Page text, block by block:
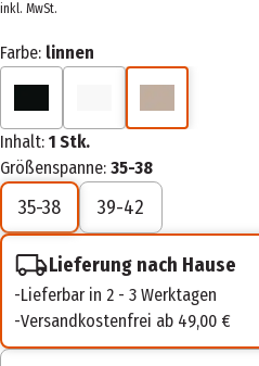
inkl. MwSt.
Farbe: linnen
Inhalt: 1 Stk.
Größenspanne: 35-38
35-38 39-42
Lieferung nach Hause
Lieferbar in 2 - 3 Werktagen
Versandkostenfrei ab 49,00 €